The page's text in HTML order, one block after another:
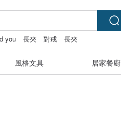
you 長夾 對戒 長夾
風格文具 居家餐廚